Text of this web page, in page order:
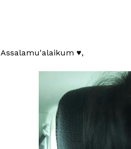
Assalamu'alaikum ♥,